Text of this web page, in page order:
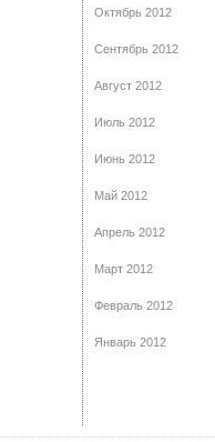
Октябрь 2012
Сентябрь 2012
Август 2012
Июль 2012
Июнь 2012
Май 2012
Апрель 2012
Март 2012
Февраль 2012
Январь 2012